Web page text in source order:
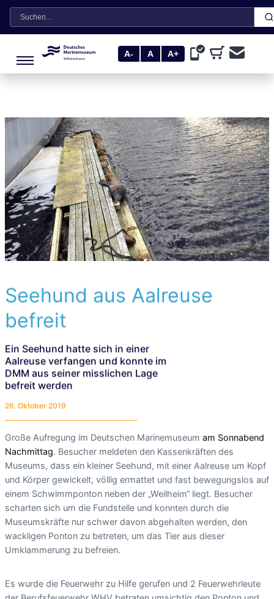
Suche
A- A A+
Seehund aus Aalreuse
befreit
Ein Seehund hatte sich in einer
Aalreuse verfangen und konnte im
DMM aus seiner misslichen Lage
befreit werden
26. Oktober 2019
Große Aufregung im Deutschen Marinemuseum am Sonnabend
Nachmittag. Besucher meldeten den Kassenkräften des
Museums, dass ein kleiner Seehund, mit einer Aalreuse um Kopf
und Körper gewickelt, völlig ermattet und fast bewegungslos auf
einem Schwimmponton neben der „Weilheim“ liegt. Besucher
scharten sich um die Fundstelle und konnten durch die
Museumskräfte nur schwer davon abgehalten werden, den
wackligen Ponton zu betreten, um das Tier aus dieser
Umklammerung zu befreien.
Es wurde die Feuerwehr zu Hilfe gerufen und 2 Feuerwehrleute